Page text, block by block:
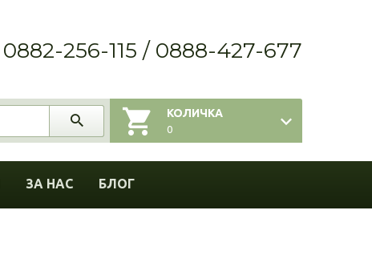
0882-256-115 / 0888-427-677
КОЛИЧКА
0
ЗА НАС БЛОГ